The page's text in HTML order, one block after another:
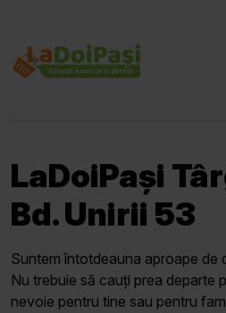
LaDoiPași
Bd. Unirii 53
Suntem întotdeauna aproape de
Nu trebuie să cauți prea departe
nevoie pentru tine sau pentru